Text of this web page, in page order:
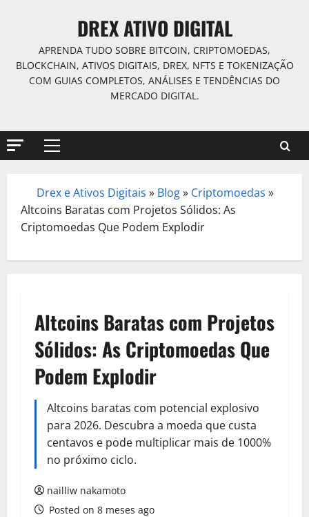
DREX ATIVO DIGITAL
APRENDA TUDO SOBRE BITCOIN, CRIPTOMOEDAS,
BLOCKCHAIN, ATIVOS DIGITAIS, DREX, NFTS E TOKENIZAÇÃO
COM GUIAS COMPLETOS, ANÁLISES E TENDÊNCIAS DO
MERCADO DIGITAL.
Primary
Drex e Ativos Digitais » Blog» Criptomoedas »
Altcoins Baratas com Projetos Sólidos: As
Criptomoedas Que Podem Explodir
Altcoins Baratas com Projetos
Sólidos: As Criptomoedas Que
Podem Explodir
Altcoins baratas com potencial explosivo
para 2026. Descubra a moeda que custa
centavos e pode multiplicar mais de 1000%
no próximo ciclo.
nailliw nakamoto
Posted on 8 meses ago